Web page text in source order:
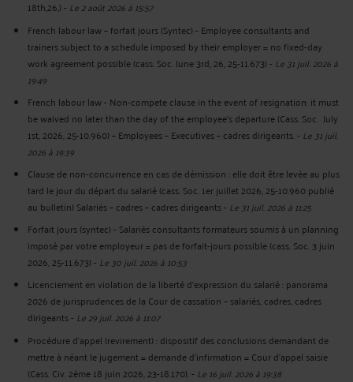
18th,26,)- Le 2 août 2026 à 15:57
French labour law – forfait jours (Syntec) - Employee consultants and
trainers subject to a schedule imposed by their employer = no fixed-day
work agreement possible (cass. Soc. June 3rd, 26, 25-11.673)- Le 31 juil. 2026 à
19:49
French labour law - Non-compete clause in the event of resignation: it must
be waived no later than the day of the employee's departure (Cass. Soc. July
1st, 2026, 25-10.960) – Employees – Executives – cadres dirigeants.- Le 31 juil.
2026 à 19:39
Clause de non-concurrence en cas de démission : elle doit être levée au plus
tard le jour du départ du salarié (cass. Soc. 1er juillet 2026, 25-10.960 publié
au bulletin) Salariés – cadres – cadres dirigeants- Le 31 juil. 2026 à 11:25
Forfait jours (syntec) - Salariés consultants formateurs soumis à un planning
imposé par votre employeur = pas de forfait-jours possible (cass. Soc. 3 juin
2026, 25-11.673)- Le 30 juil. 2026 à 10:53
Licenciement en violation de la liberté d’expression du salarié : panorama
2026 de jurisprudences de la Cour de cassation – salariés, cadres, cadres
dirigeants- Le 29 juil. 2026 à 11:07
Procédure d’appel (revirement) : dispositif des conclusions demandant de
mettre à néant le jugement = demande d’infirmation = Cour d’appel saisie
(Cass. Civ. 2ème 18 juin 2026, 23-18.170).- Le 16 juil. 2026 à 19:38